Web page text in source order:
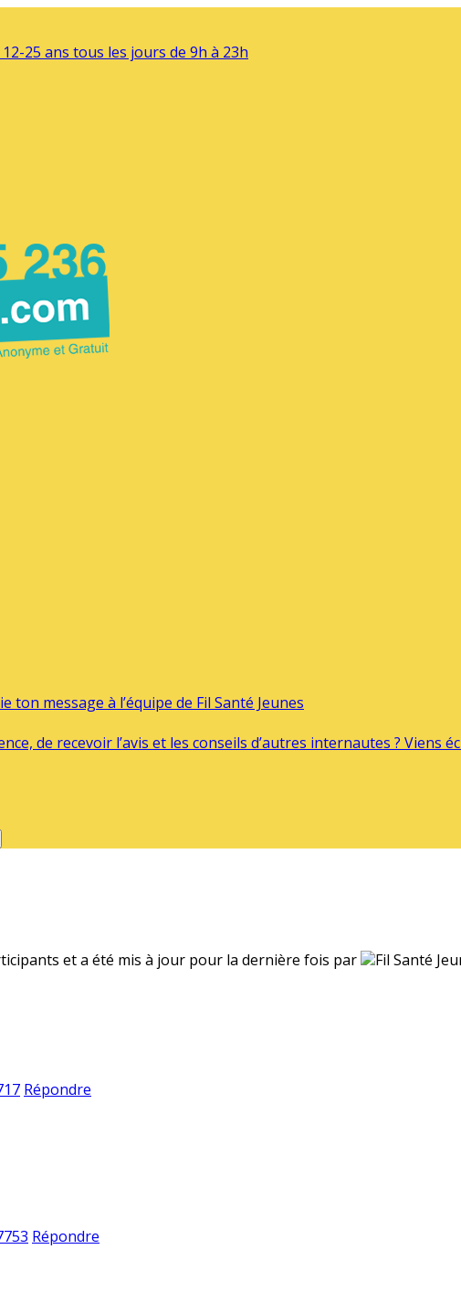
25 ans tous les jours de 9h à 23h
ton message à l’équipe de Fil Santé Jeunes
de recevoir l’avis et les conseils d’autres internautes ? Viens
et a été mis à jour pour la dernière fois par Fil Santé
Répondre
Répondre